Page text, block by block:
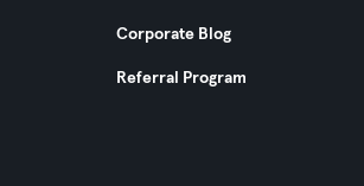
Corporate Blog
Referral Program